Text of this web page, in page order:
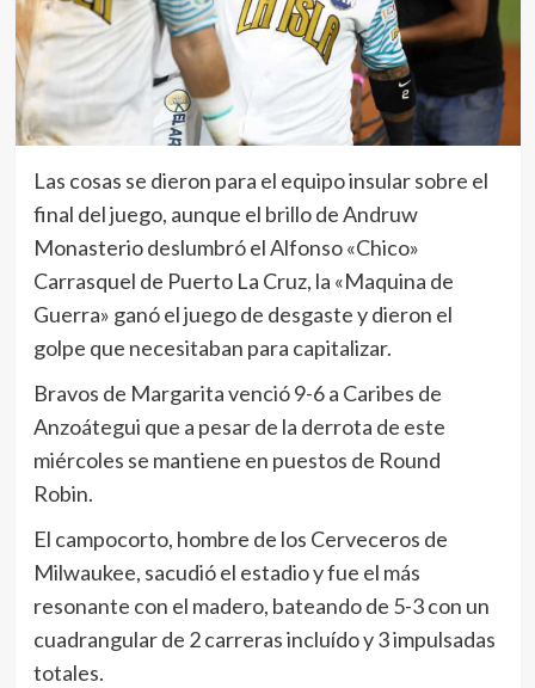
Las cosas se dieron para el equipo insular sobre el
final del juego, aunque el brillo de Andruw
Monasterio deslumbró el Alfonso «Chico»
Carrasquel de Puerto La Cruz, la «Maquina de
Guerra» ganó el juego de desgaste y dieron el
golpe que necesitaban para capitalizar.
Bravos de Margarita venció 9-6 a Caribes de
Anzoátegui que a pesar de la derrota de este
miércoles se mantiene en puestos de Round
Robin.
El campocorto, hombre de los Cerveceros de
Milwaukee, sacudió el estadio y fue el más
resonante con el madero, bateando de 5-3 con un
cuadrangular de 2 carreras incluído y 3 impulsadas
totales.